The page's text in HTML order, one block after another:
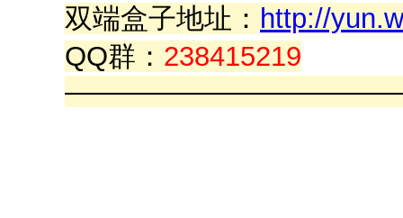
双端盒子地址： http://
QQ群： 238415219